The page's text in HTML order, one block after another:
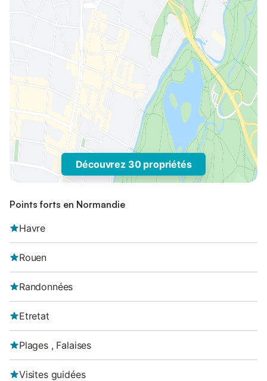
Découvrez 30 propriétés
Points forts en Normandie
Havre
Rouen
Randonnées
Etretat
Plages , Falaises
Visites guidées